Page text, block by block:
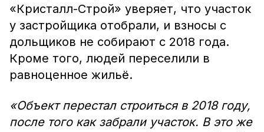
«Кристалл-Строй» уверяет, что участок
у застройщика отобрали, и взносы с
дольщиков не собирают с 2018 года.
Кроме того, людей переселили в
равноценное жильё.
«Объект перестал строиться в 2018 году,
после того как забрали участок. В это же